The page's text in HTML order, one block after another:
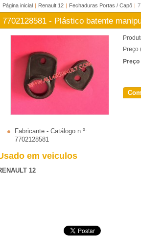
Página inicial | Renault 12 | Fechaduras Portas / Capô |
7702128581 - Plástico batente
Fabricante - Catálogo n.º:
7702128581
Preço
Preço
em veiculos
12